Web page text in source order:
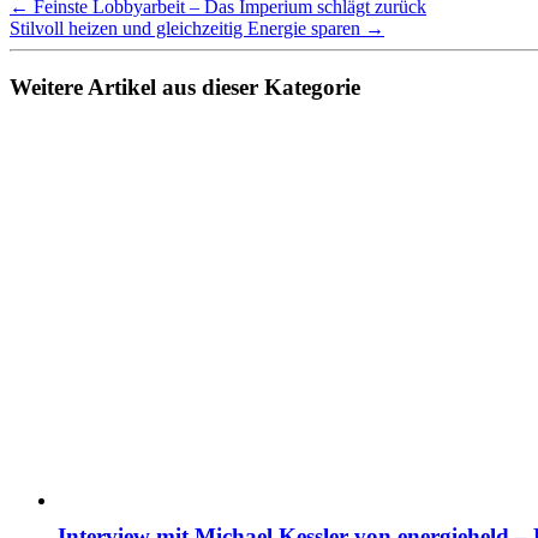
← Feinste Lobbyarbeit – Das Imperium schlägt zurück
Stilvoll heizen und gleichzeitig Energie sparen →
Weitere Artikel aus dieser Kategorie